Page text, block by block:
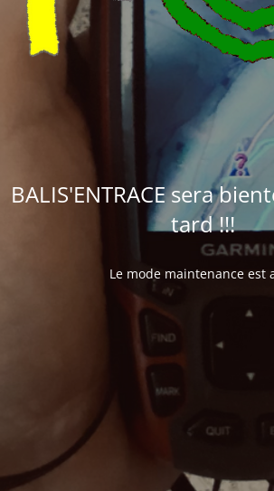
BALIS'ENTRACE sera
tard !!!
Le mode maintenance est